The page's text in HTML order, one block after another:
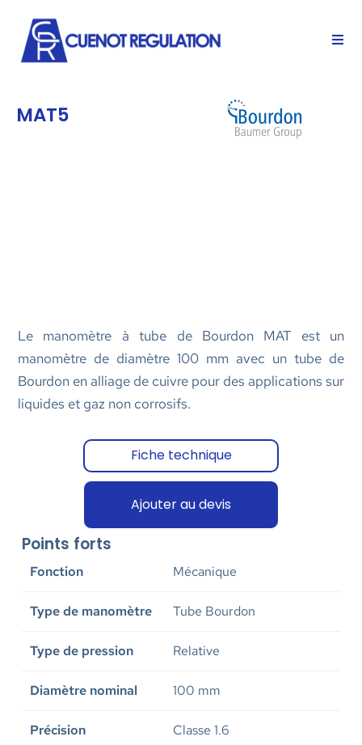
MAT5
Le manomètre à tube de Bourdon MAT est un
manomètre de diamètre 100 mm avec un tube de
Bourdon en alliage de cuivre pour des applications sur
liquides et gaz non corrosifs.
Fiche technique
Ajouter au devis
Points forts
Fonction Mécanique
Type de manomètre Tube Bourdon
Type de pression Relative
Diamètre nominal 100 mm
Précision Classe 1.6